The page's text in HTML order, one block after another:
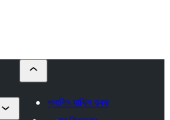
প্লাগিন দাখিল কৰক